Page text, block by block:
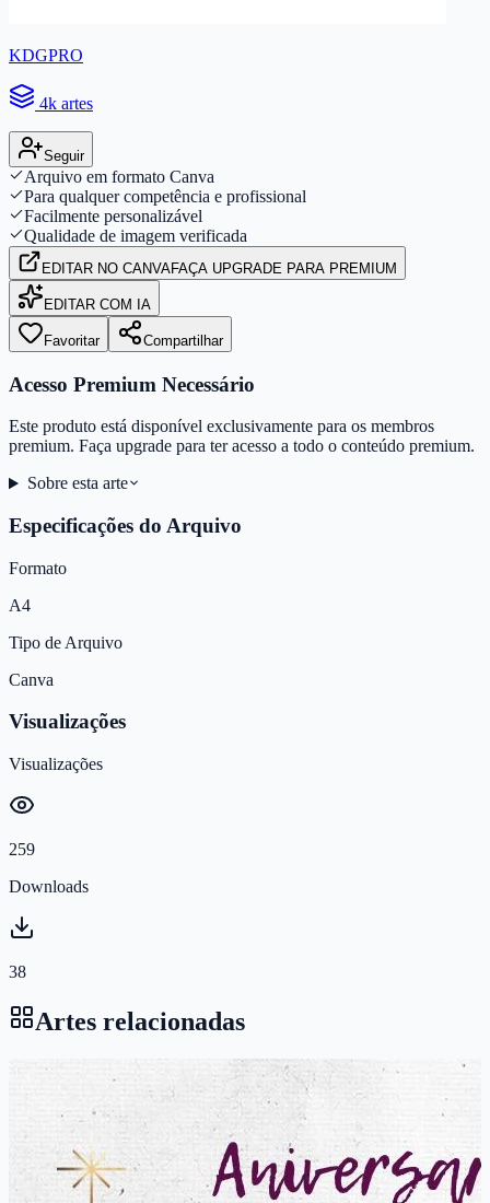
KDGPRO
4k artes
Seguir
Arquivo em formato Canva
Para qualquer competência e profissional
Facilmente personalizável
Qualidade de imagem verificada
EDITAR NO CANVAFAÇA UPGRADE PARA PREMIUM
EDITAR COM IA
Favoritar Compartilhar
Acesso Premium Necessário
Este produto está disponível exclusivamente para os membros
premium. Faça upgrade para ter acesso a todo o conteúdo premium.
Sobre esta arte
Especificações do Arquivo
Formato
A4
Tipo de Arquivo
Canva
Visualizações
Visualizações
259
Downloads
38
Artes relacionadas